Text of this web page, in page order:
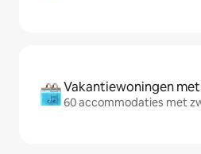
Vakantiewoningen
60 accommodaties met